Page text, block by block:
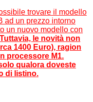
trovare il modello
ad un prezzo intorno
un nuovo modello con
Tuttavia, le novità non
1400 Euro), ragion
processore M1.
qualora doveste
di listino.